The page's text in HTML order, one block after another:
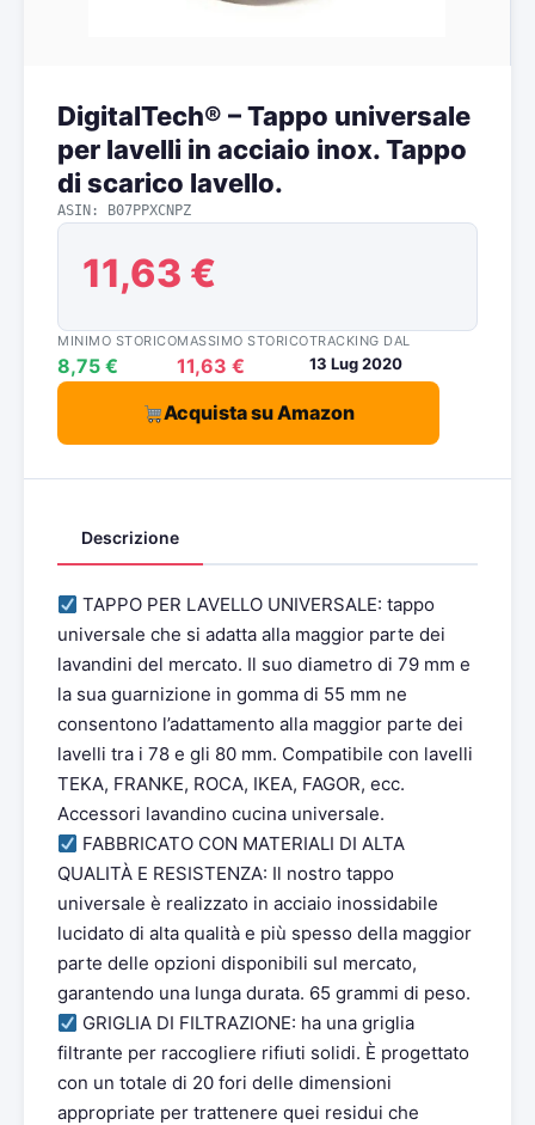
DigitalTech® – Tappo universale
per lavelli in acciaio inox. Tappo
di scarico lavello.
ASIN: B07PPXCNPZ
11,63 €
MINIMO STORICO
8,75 €
MASSIMO STORICO
11,63 €
TRACKING DAL
13 Lug 2020
Acquista su Amazon
Descrizione
TAPPO PER LAVELLO UNIVERSALE: tappo
universale che si adatta alla maggior parte dei
lavandini del mercato. Il suo diametro di 79 mm e
la sua guarnizione in gomma di 55 mm ne
consentono l’adattamento alla maggior parte dei
lavelli tra i 78 e gli 80 mm. Compatibile con lavelli
TEKA, FRANKE, ROCA, IKEA, FAGOR, ecc.
Accessori lavandino cucina universale.
FABBRICATO CON MATERIALI DI ALTA
QUALITÀ E RESISTENZA: Il nostro tappo
universale è realizzato in acciaio inossidabile
lucidato di alta qualità e più spesso della maggior
parte delle opzioni disponibili sul mercato,
garantendo una lunga durata. 65 grammi di peso.
GRIGLIA DI FILTRAZIONE: ha una griglia
filtrante per raccogliere rifiuti solidi. È progettato
con un totale di 20 fori delle dimensioni
appropriate per trattenere quei residui che